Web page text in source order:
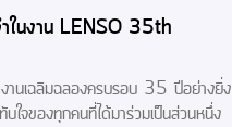
ในงาน LENSO 35th
านเฉลิมฉลองครบรอบ 35 ปีอย่างยิ่ง
ใจของทุกคนที่ได้มาร่วมเป็นส่วนหนึ่ง